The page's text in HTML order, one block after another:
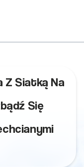
Z Siatką Na
Się